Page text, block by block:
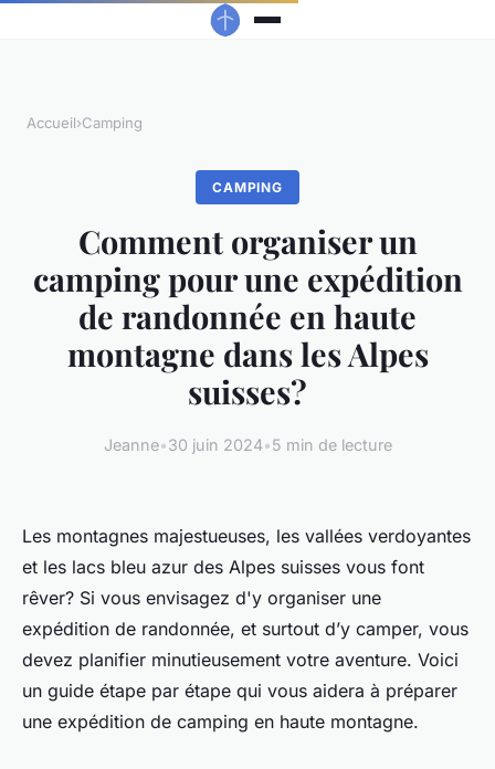
Accueil›Camping
CAMPING
Comment organiser un
camping pour une expédition
de randonnée en haute
montagne dans les Alpes
suisses?
Jeanne•30 juin 2024•5 min de lecture
Les montagnes majestueuses, les vallées verdoyantes
et les lacs bleu azur des Alpes suisses vous font
rêver? Si vous envisagez d'y organiser une
expédition de randonnée, et surtout d’y camper, vous
devez planifier minutieusement votre aventure. Voici
un guide étape par étape qui vous aidera à préparer
une expédition de camping en haute montagne.